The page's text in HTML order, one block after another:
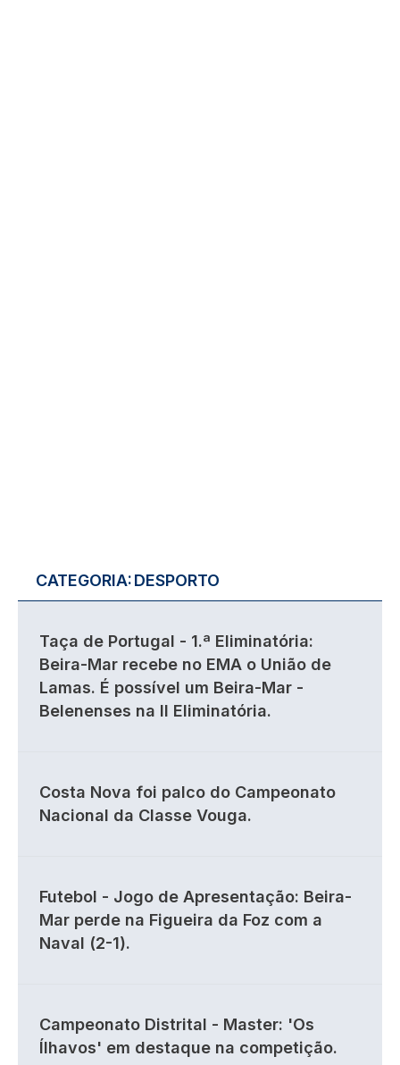
CATEGORIA:DESPORTO
Taça de Portugal - 1.ª Eliminatória:
Beira-Mar recebe no EMA o União de
Lamas. É possível um Beira-Mar -
Belenenses na II Eliminatória.
Costa Nova foi palco do Campeonato
Nacional da Classe Vouga.
Futebol - Jogo de Apresentação: Beira-
Mar perde na Figueira da Foz com a
Naval (2-1).
Campeonato Distrital - Master: 'Os
Ílhavos' em destaque na competição.